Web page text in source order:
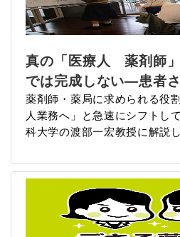
真の「医療人 薬剤師
では完成しない―患者
薬剤師・薬局に求められる役
人業務へ」と急速にシフトし
科大学の渡部一宏教授に解説